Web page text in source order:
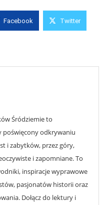
Facebook Twitter
Śródziemie to
odkrywaniu
i zabytków, przez góry,
i zapomniane. To
inspiracje wyprawowe
pasjonatów historii oraz
Dołącz do lektury i